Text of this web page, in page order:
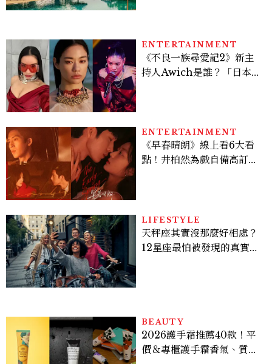
ENTERTAINMENT
《不良一族尋愛記2》新主
持人Awich是誰？「日本嘻
ENTERTAINMENT
《早春晴朗》線上看6大看
點！井柏然為戲自備高訂，
LIFESTYLE
天秤座其實沒那麼好相處？
12星座最怕被發現的真實面
BEAUTY
2026護手霜推薦40款！平
價＆專櫃護手霜香氣、質